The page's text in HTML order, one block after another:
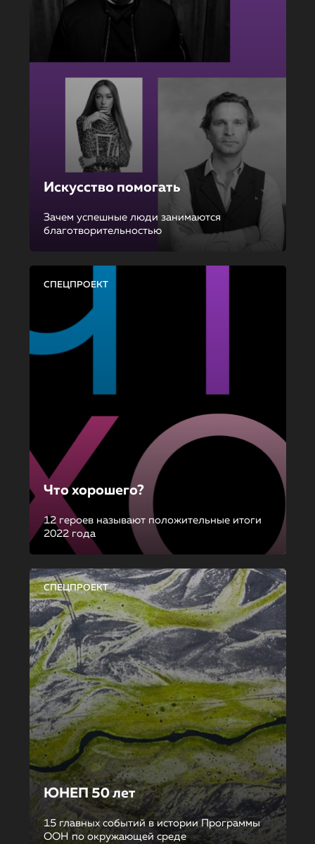
Искусство помогать
Зачем успешные люди занимаются
благотворительностью
СПЕЦПРОЕКТ
Что хорошего?
12 героев называют положительные итоги
2022 года
СПЕЦПРОЕКТ
ЮНЕП 50 лет
15 главных событий в истории Программы
ООН по окружающей среде